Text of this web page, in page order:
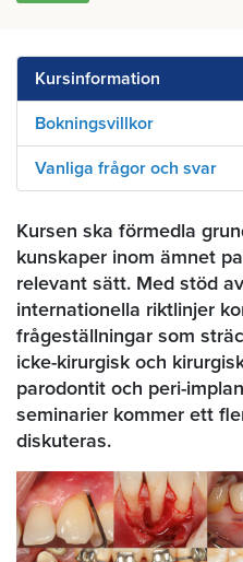
Kursinformation
Bokningsvillkor
Vanliga frågor och svar
Kursen ska förmedla
kunskaper inom ämnet
relevant sätt. Med stöd
internationella riktlinjer
frågeställningar som
icke-kirurgisk och
parodontit och peri-
seminarier kommer ett
diskuteras.